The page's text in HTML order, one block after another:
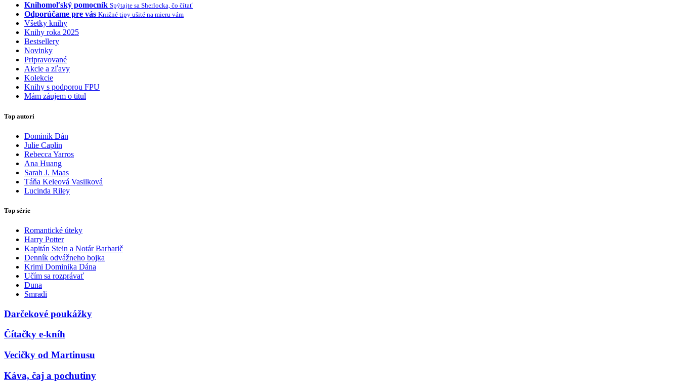
Knihomoľský pomocník Spýtajte sa Sherlocka, čo čítať
Odporúčame pre vás Knižné tipy ušité na mieru vám
Všetky knihy
Knihy roka 2025
Bestsellery
Novinky
Pripravované
Akcie a zľavy
Kolekcie
Knihy s podporou FPU
Mám záujem o titul
Top autori
Dominik Dán
Julie Caplin
Rebecca Yarros
Ana Huang
Sarah J. Maas
Táňa Keleová Vasilková
Lucinda Riley
Top série
Romantické úteky
Harry Potter
Kapitán Stein a Notár Barbarič
Denník odvážneho bojka
Krimi Dominika Dána
Učím sa rozprávať
Duna
Smradi
Darčekové poukážky
Čítačky e-kníh
Vecičky od Martinusu
Káva, čaj a pochutiny